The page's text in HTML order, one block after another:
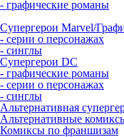
- графические романы
Супергерои Marvel/
- серии о персонажах
- синглы
Супергерои DC
- графические романы
- серии о персонажах
- синглы
Альтернативная
Альтернативные
Комиксы по франшизам